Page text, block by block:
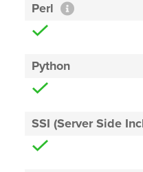
Perl
Python
SSI (Server Side